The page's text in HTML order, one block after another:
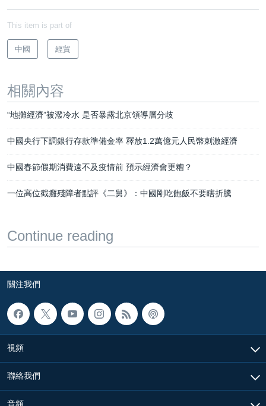
This item is part of
中國 經貿
相關內容
“地攤經濟”被潑冷水 是否暴露北京領導層分歧
中國央行下調銀行存款準備金率 釋放1.2萬億元人民幣刺激經濟
中國春節假期消費遠不及疫情前 預示經濟會更糟？
一位高位截癱殘障者點評《二舅》：中國剛吃飽飯不要瞎折騰
Continue reading
關注我們
視頻
聯絡我們
音頻